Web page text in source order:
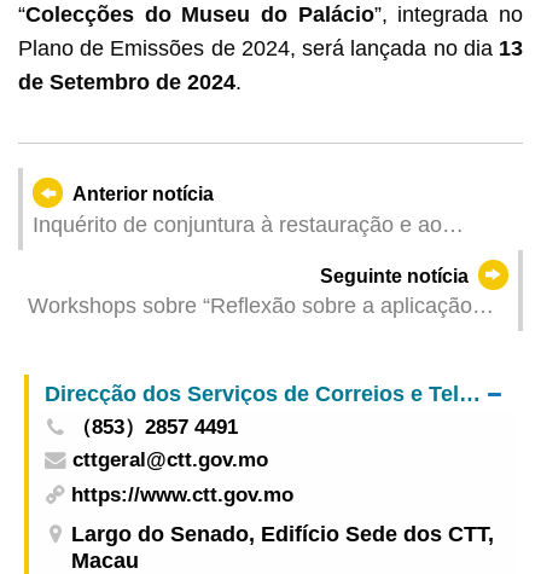
“Colecções do Museu do Palácio”, integrada no
Plano de Emissões de 2024, será lançada no dia 13
de Setembro de 2024.
Anterior notícia
Inquérito de conjuntura à restauração e ao
comércio a retalho referente a Fevereiro de 2024
Seguinte notícia
Workshops sobre “Reflexão sobre a aplicação
ao sistema de serviços farmacêuticos no Beijing
Tsinghua Changgung Hospital” organizados pela
UPM
Direcção dos Serviços de Correios e Telecomunicações
（853）2857 4491
cttgeral@ctt.gov.mo
https://www.ctt.gov.mo
Largo do Senado, Edifício Sede dos CTT,
Macau